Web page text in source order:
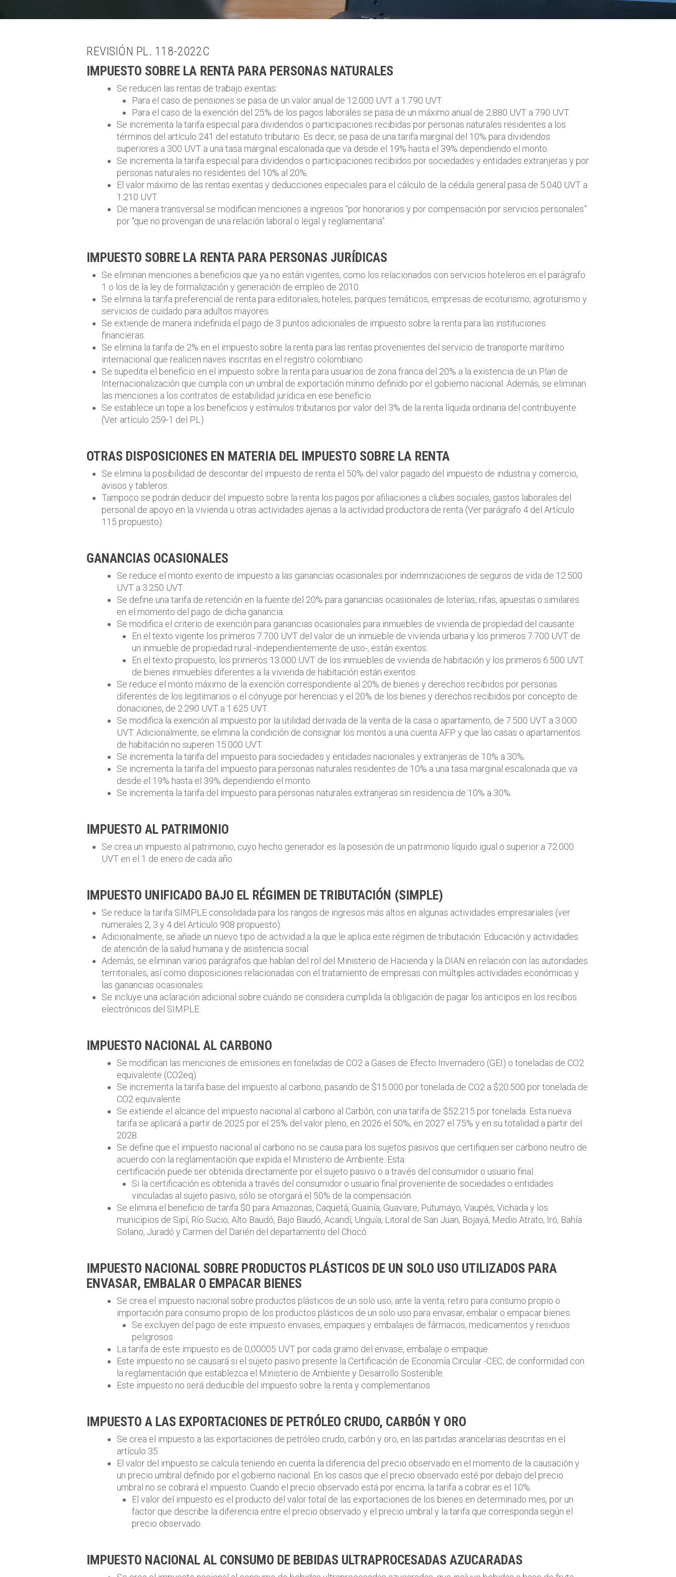
REVISIÓN PL. 118-2022C
IMPUESTO SOBRE LA RENTA PARA PERSONAS NATURALES
Se reducen las rentas de trabajo exentas:
Para el caso de pensiones se pasa de un valor anual de 12.000 UVT a 1.790 UVT.
Para el caso de la exención del 25% de los pagos laborales se pasa de un máximo anual de 2.880 UVT a 790 UVT.
Se incrementa la tarifa especial para dividendos o participaciones recibidas por personas naturales residentes a los
términos del artículo 241 del estatuto tributario. Es decir, se pasa de una tarifa marginal del 10% para dividendos
superiores a 300 UVT a una tasa marginal escalonada que va desde el 19% hasta el 39% dependiendo el monto.
Se incrementa la tarifa especial para dividendos o participaciones recibidos por sociedades y entidades extranjeras y por
personas naturales no residentes del 10% al 20%.
El valor máximo de las rentas exentas y deducciones especiales para el cálculo de la cédula general pasa de 5.040 UVT a
1.210 UVT.
De manera transversal se modifican menciones a ingresos “por honorarios y por compensación por servicios personales”
por “que no provengan de una relación laboral o legal y reglamentaria”.
IMPUESTO SOBRE LA RENTA PARA PERSONAS JURÍDICAS
Se eliminan menciones a beneficios que ya no están vigentes, como los relacionados con servicios hoteleros en el parágrafo
1 o los de la ley de formalización y generación de empleo de 2010.
Se elimina la tarifa preferencial de renta para editoriales, hoteles, parques temáticos, empresas de ecoturismo, agroturismo y
servicios de cuidado para adultos mayores.
Se extiende de manera indefinida el pago de 3 puntos adicionales de impuesto sobre la renta para las instituciones
financieras.
Se elimina la tarifa de 2% en el impuesto sobre la renta para las rentas provenientes del servicio de transporte marítimo
internacional que realicen naves inscritas en el registro colombiano.
Se supedita el beneficio en el impuesto sobre la renta para usuarios de zona franca del 20% a la existencia de un Plan de
Internacionalización que cumpla con un umbral de exportación mínimo definido por el gobierno nacional. Además, se eliminan
las menciones a los contratos de estabilidad jurídica en ese beneficio.
Se establece un tope a los beneficios y estímulos tributarios por valor del 3% de la renta líquida ordinaria del contribuyente.
(Ver artículo 259-1 del PL)
OTRAS DISPOSICIONES EN MATERIA DEL IMPUESTO SOBRE LA RENTA
Se elimina la posibilidad de descontar del impuesto de renta el 50% del valor pagado del impuesto de industria y comercio,
avisos y tableros.
Tampoco se podrán deducir del impuesto sobre la renta los pagos por afiliaciones a clubes sociales, gastos laborales del
personal de apoyo en la vivienda u otras actividades ajenas a la actividad productora de renta (Ver parágrafo 4 del Artículo
115 propuesto).
GANANCIAS OCASIONALES
Se reduce el monto exento de impuesto a las ganancias ocasionales por indemnizaciones de seguros de vida de 12.500
UVT a 3.250 UVT.
Se define una tarifa de retención en la fuente del 20% para ganancias ocasionales de loterías, rifas, apuestas o similares
en el momento del pago de dicha ganancia.
Se modifica el criterio de exención para ganancias ocasionales para inmuebles de vivienda de propiedad del causante
En el texto vigente los primeros 7.700 UVT del valor de un inmueble de vivienda urbana y los primeros 7.700 UVT de
un inmueble de propiedad rural -independientemente de uso-, están exentos.
En el texto propuesto, los primeros 13.000 UVT de los inmuebles de vivienda de habitación y los primeros 6.500 UVT
de bienes inmuebles diferentes a la vivienda de habitación están exentos.
Se reduce el monto máximo de la exención correspondiente al 20% de bienes y derechos recibidos por personas
diferentes de los legitimarios o el cónyuge por herencias y el 20% de los bienes y derechos recibidos por concepto de
donaciones, de 2.290 UVT a 1.625 UVT.
Se modifica la exención al impuesto por la utilidad derivada de la venta de la casa o apartamento, de 7.500 UVT a 3.000
UVT. Adicionalmente, se elimina la condición de consignar los montos a una cuenta AFP y que las casas o apartamentos
de habitación no superen 15.000 UVT.
Se incrementa la tarifa del impuesto para sociedades y entidades nacionales y extranjeras de 10% a 30%.
Se incrementa la tarifa del impuesto para personas naturales residentes de 10% a una tasa marginal escalonada que va
desde el 19% hasta el 39% dependiendo el monto.
Se incrementa la tarifa del impuesto para personas naturales extranjeras sin residencia de 10% a 30%.
IMPUESTO AL PATRIMONIO
Se crea un impuesto al patrimonio, cuyo hecho generador es la posesión de un patrimonio líquido igual o superior a 72.000
UVT en el 1 de enero de cada año.
IMPUESTO UNIFICADO BAJO EL RÉGIMEN DE TRIBUTACIÓN (SIMPLE)
Se reduce la tarifa SIMPLE consolidada para los rangos de ingresos más altos en algunas actividades empresariales (ver
numerales 2, 3 y 4 del Artículo 908 propuesto).
Adicionalmente, se añade un nuevo tipo de actividad a la que le aplica este régimen de tributación: Educación y actividades
de atención de la salud humana y de asistencia social.
Además, se eliminan varios parágrafos que hablan del rol del Ministerio de Hacienda y la DIAN en relación con las autoridades
territoriales, así como disposiciones relacionadas con el tratamiento de empresas con múltiples actividades económicas y
las ganancias ocasionales.
Se incluye una aclaración adicional sobre cuándo se considera cumplida la obligación de pagar los anticipos en los recibos
electrónicos del SIMPLE.
IMPUESTO NACIONAL AL CARBONO
Se modifican las menciones de emisiones en toneladas de CO2 a Gases de Efecto Invernadero (GEI) o toneladas de CO2
equivalente (CO2eq).
Se incrementa la tarifa base del impuesto al carbono, pasando de $15.000 por tonelada de CO2 a $20.500 por tonelada de
CO2 equivalente.
Se extiende el alcance del impuesto nacional al carbono al Carbón, con una tarifa de $52.215 por tonelada. Esta nueva
tarifa se aplicará a partir de 2025 por el 25% del valor pleno, en 2026 el 50%, en 2027 el 75% y en su totalidad a partir del
2028.
Se define que el impuesto nacional al carbono no se causa para los sujetos pasivos que certifiquen ser carbono neutro de
acuerdo con la reglamentación que expida el Ministerio de Ambiente. Esta
certificación puede ser obtenida directamente por el sujeto pasivo o a través del consumidor o usuario final.
Si la certificación es obtenida a través del consumidor o usuario final proveniente de sociedades o entidades
vinculadas al sujeto pasivo, sólo se otorgará el 50% de la compensación.
Se elimina el beneficio de tarifa $0 para Amazonas, Caquetá, Guainía, Guaviare, Putumayo, Vaupés, Vichada y los
municipios de Sipí, Río Sucio, Alto Baudó, Bajo Baudó, Acandí, Unguía, Litoral de San Juan, Bojayá, Medio Atrato, Iró, Bahía
Solano, Juradó y Carmen del Darién del departamento del Chocó.
IMPUESTO NACIONAL SOBRE PRODUCTOS PLÁSTICOS DE UN SOLO USO UTILIZADOS PARA
ENVASAR, EMBALAR O EMPACAR BIENES
Se crea el impuesto nacional sobre productos plásticos de un solo uso, ante la venta, retiro para consumo propio o
importación para consumo propio de los productos plásticos de un solo uso para envasar, embalar o empacar bienes.
Se excluyen del pago de este impuesto envases, empaques y embalajes de fármacos, medicamentos y residuos
peligrosos.
La tarifa de este impuesto es de 0,00005 UVT por cada gramo del envase, embalaje o empaque.
Este impuesto no se causará si el sujeto pasivo presente la Certificación de Economía Circular -CEC, de conformidad con
la reglamentación que establezca el Ministerio de Ambiente y Desarrollo Sostenible.
Este impuesto no será deducible del impuesto sobre la renta y complementarios.
IMPUESTO A LAS EXPORTACIONES DE PETRÓLEO CRUDO, CARBÓN Y ORO
Se crea el impuesto a las exportaciones de petróleo crudo, carbón y oro, en las partidas arancelarias descritas en el
artículo 35.
El valor del impuesto se calcula teniendo en cuenta la diferencia del precio observado en el momento de la causación y
un precio umbral definido por el gobierno nacional. En los casos que el precio observado esté por debajo del precio
umbral no se cobrará el impuesto. Cuando el precio observado está por encima, la tarifa a cobrar es el 10%.
El valor del impuesto es el producto del valor total de las exportaciones de los bienes en determinado mes, por un
factor que describe la diferencia entre el precio observado y el precio umbral y la tarifa que corresponda según el
precio observado.
IMPUESTO NACIONAL AL CONSUMO DE BEBIDAS ULTRAPROCESADAS AZUCARADAS